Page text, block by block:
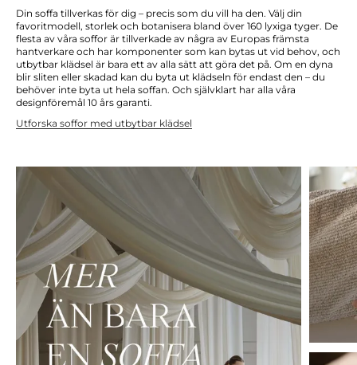
Din soffa tillverkas för dig – precis som du vill ha den. Välj din
favoritmodell, storlek och botanisera bland över 160 lyxiga tyger. De
flesta av våra soffor är tillverkade av några av Europas främsta
hantverkare och har komponenter som kan bytas ut vid behov, och
utbytbar klädsel är bara ett av alla sätt att göra det på. Om en dyna
blir sliten eller skadad kan du byta ut klädseln för endast den – du
behöver inte byta ut hela soffan. Och självklart har alla våra
designföremål 10 års garanti.
Utforska soffor med utbytbar klädsel